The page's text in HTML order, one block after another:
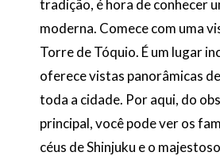
tradição, é hora de conhecer
moderna. Comece com uma
Torre de Tóquio. É um lugar
oferece vistas panorâmicas
toda a cidade. Por aqui, do
principal, você pode ver os
céus de Shinjuku e o